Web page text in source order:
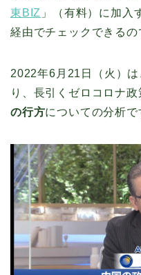
東BIZ 」（有料）に加入
経由でチェックできるの
2022年6月21日（火）
り、長引くゼロコロナ
の行方についての分析で